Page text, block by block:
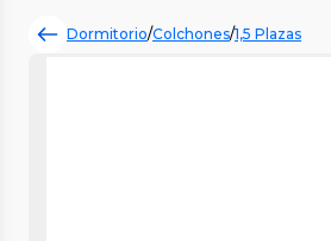
Dormitorio/Colchones/1,5 Plazas